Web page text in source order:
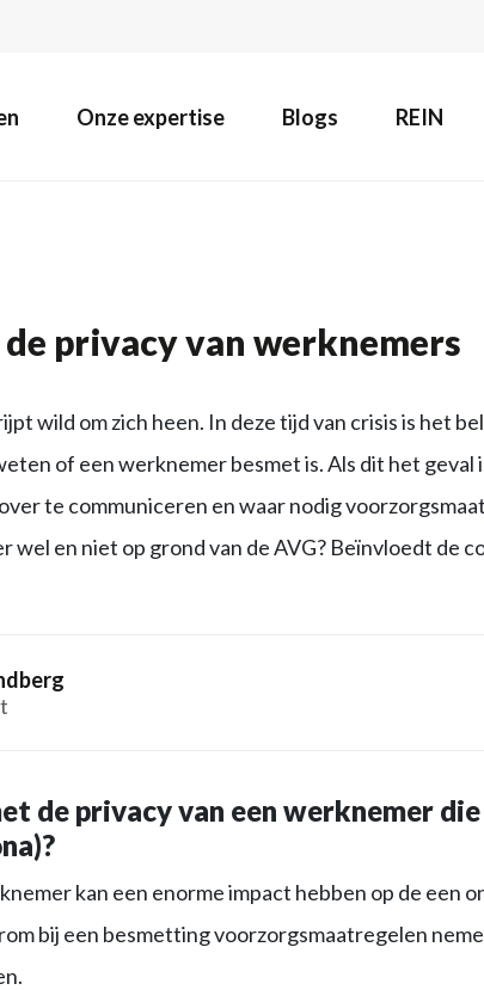
Onze expertise Blogs REIN
privacy van werknemers
wild om zich heen. In deze tijd van crisis is het
of een werknemer besmet is. Als dit het geval
te communiceren en waar nodig
wel en niet op grond van de AVG? Beïnvloedt de
de privacy van een werknemer
kan een enorme impact hebben op de een
bij een besmetting voorzorgsmaatregelen